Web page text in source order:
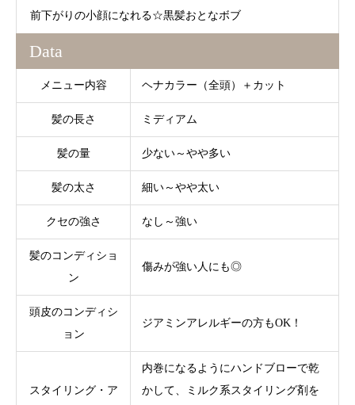
前下がりの小顔になれる☆黒髪おとなボブ
Data
メニュー内容 ヘナカラー（全頭）＋カット
髪の長さ ミディアム
髪の量 少ない～やや多い
髪の太さ 細い～やや太い
クセの強さ なし～強い
髪のコンディショ
ン
傷みが強い人にも◎
頭皮のコンディシ
ョン
ジアミンアレルギーの方もOK！
スタイリング・ア
内巻になるようにハンドブローで乾
かして、ミルク系スタイリング剤を